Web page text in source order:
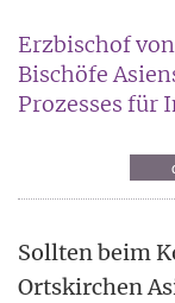
Erzbischof
Bischöfe
Prozesses für
Sollten beim
Ortskirchen